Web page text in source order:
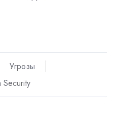
Угрозы
Security